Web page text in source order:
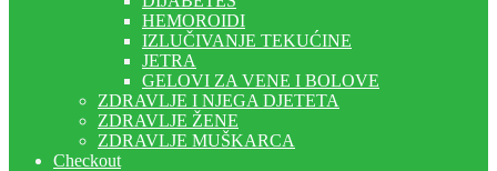
HEMOROIDI
IZLUČIVANJE TEKUĆINE
JETRA
GELOVI ZA VENE I BOLOVE
ZDRAVLJE I NJEGA DJETETA
ZDRAVLJE ŽENE
ZDRAVLJE MUŠKARCA
Checkout